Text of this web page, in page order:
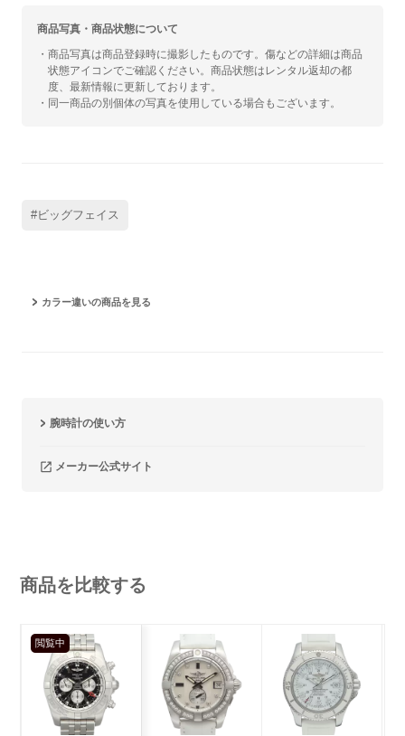
商品写真・商品状態について
・商品写真は商品登録時に撮影したものです。傷などの詳細は商品
状態アイコンでご確認ください。商品状態はレンタル返却の都
度、最新情報に更新しております。
・同一商品の別個体の写真を使用している場合もございます。
#ビッグフェイス
カラー違いの商品を見る
腕時計の使い方
メーカー公式サイト
商品を比較する
閲覧中